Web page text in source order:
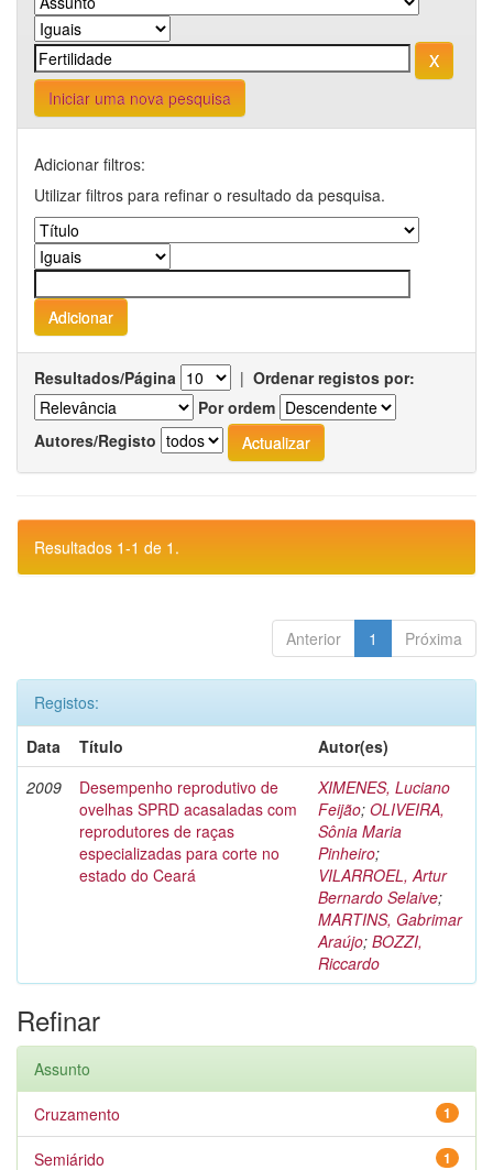
Iniciar uma nova pesquisa
Adicionar filtros:
Utilizar filtros para refinar o resultado da pesquisa.
Resultados/Página | Ordenar registos por:
Por ordem
Autores/Registo
Resultados 1-1 de 1.
Anterior 1 Próxima
Registos:
Data
Título
Autor(es)
2009
Desempenho reprodutivo de
ovelhas SPRD acasaladas com
reprodutores de raças
especializadas para corte no
estado do Ceará
XIMENES, Luciano
Feijão; OLIVEIRA,
Sônia Maria
Pinheiro;
VILARROEL, Artur
Bernardo Selaive;
MARTINS, Gabrimar
Araújo; BOZZI,
Riccardo
Refinar
Assunto
1
Cruzamento
1
Semiárido